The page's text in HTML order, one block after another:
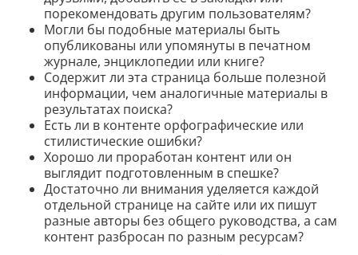
порекомендовать другим пользователям?
Могли бы подобные материалы быть
опубликованы или упомянуты в печатном
журнале, энциклопедии или книге?
Содержит ли эта страница больше полезной
информации, чем аналогичные материалы в
результатах поиска?
Есть ли в контенте орфографические или
стилистические ошибки?
Хорошо ли проработан контент или он
выглядит подготовленным в спешке?
Достаточно ли внимания уделяется каждой
отдельной странице на сайте или их пишут
разные авторы без общего руководства, а сам
контент разбросан по разным ресурсам?